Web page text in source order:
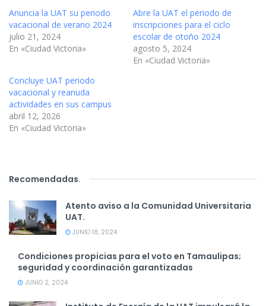
Anuncia la UAT su periodo
vacacional de verano 2024
julio 21, 2024
En «Ciudad Victoria»
Abre la UAT el periodo de
inscripciones para el ciclo
escolar de otoño 2024
agosto 5, 2024
En «Ciudad Victoria»
Concluye UAT periodo
vacacional y reanuda
actividades en sus campus
abril 12, 2026
En «Ciudad Victoria»
Recomendadas.
Atento aviso a la Comunidad Universitaria
UAT.
JUNIO 18, 2024
Condiciones propicias para el voto en Tamaulipas;
seguridad y coordinación garantizadas
JUNIO 2, 2024